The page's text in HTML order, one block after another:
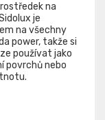
na
je
na všechny
power, takže si
používat jako
povrchů nebo